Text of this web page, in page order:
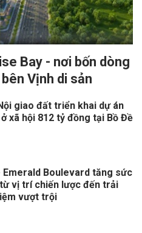
Bay - nơi bốn dòng
Vịnh di sản
giao đất triển khai dự án
ở xã hội 812 tỷ đồng tại Bồ Đề
Emerald Boulevard tăng sức
vị trí chiến lược đến trải
vượt trội